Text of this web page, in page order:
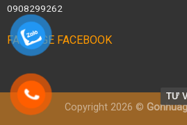
0908299262
FANPAGE FACEBOOK
Copyright 2026 ©
TƯ